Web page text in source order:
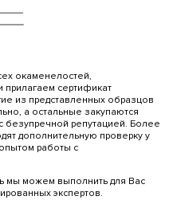
окаменелостей,
прилагаем сертификат
из представленных образцов
а остальные закупаются
безупречной репутацией. Более
дополнительную проверку у
работы с
мы можем выполнить для Вас
экспертов.